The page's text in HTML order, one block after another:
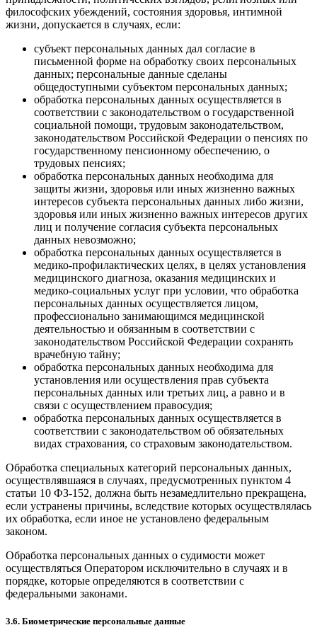
философских убеждений, состояния здоровья, интимной
жизни, допускается в случаях, если:
субъект персональных данных дал согласие в
письменной форме на обработку своих персональных
данных; персональные данные сделаны
общедоступными субъектом персональных данных;
обработка персональных данных осуществляется в
соответствии с законодательством о государственной
социальной помощи, трудовым законодательством,
законодательством Российской Федерации о пенсиях по
государственному пенсионному обеспечению, о
трудовых пенсиях;
обработка персональных данных необходима для
защиты жизни, здоровья или иных жизненно важных
интересов субъекта персональных данных либо жизни,
здоровья или иных жизненно важных интересов других
лиц и получение согласия субъекта персональных
данных невозможно;
обработка персональных данных осуществляется в
медико-профилактических целях, в целях установления
медицинского диагноза, оказания медицинских и
медико-социальных услуг при условии, что обработка
персональных данных осуществляется лицом,
профессионально занимающимся медицинской
деятельностью и обязанным в соответствии с
законодательством Российской Федерации сохранять
врачебную тайну;
обработка персональных данных необходима для
установления или осуществления прав субъекта
персональных данных или третьих лиц, а равно и в
связи с осуществлением правосудия;
обработка персональных данных осуществляется в
соответствии с законодательством об обязательных
видах страхования, со страховым законодательством.
Обработка специальных категорий персональных данных,
осуществлявшаяся в случаях, предусмотренных пунктом 4
статьи 10 ФЗ-152, должна быть незамедлительно прекращена,
если устранены причины, вследствие которых осуществлялась
их обработка, если иное не установлено федеральным
законом.
Обработка персональных данных о судимости может
осуществляться Оператором исключительно в случаях и в
порядке, которые определяются в соответствии с
федеральными законами.
3.6. Биометрические персональные данные